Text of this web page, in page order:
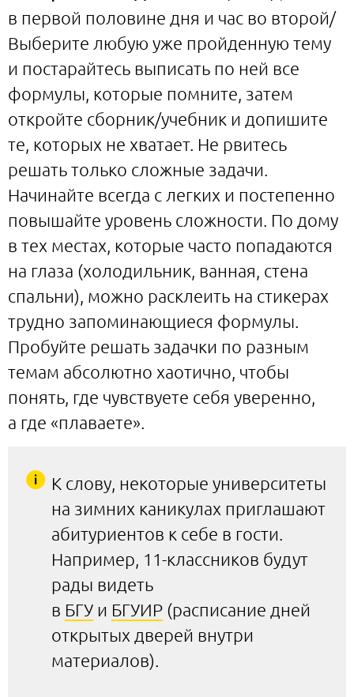
в первой половине дня и час во второй/
Выберите любую уже пройденную тему
и постарайтесь выписать по ней все
формулы, которые помните, затем
откройте сборник/учебник и допишите
те, которых не хватает. Не рвитесь
решать только сложные задачи.
Начинайте всегда с легких и постепенно
повышайте уровень сложности. По дому
в тех местах, которые часто попадаются
на глаза (холодильник, ванная, стена
спальни), можно расклеить на стикерах
трудно запоминающиеся формулы.
Пробуйте решать задачки по разным
темам абсолютно хаотично, чтобы
понять, где чувствуете себя уверенно,
а где «плаваете».
К слову, некоторые университеты
на зимних каникулах приглашают
абитуриентов к себе в гости.
Например, 11-классников будут
рады видеть
в БГУ и БГУИР (расписание дней
открытых дверей внутри
материалов).